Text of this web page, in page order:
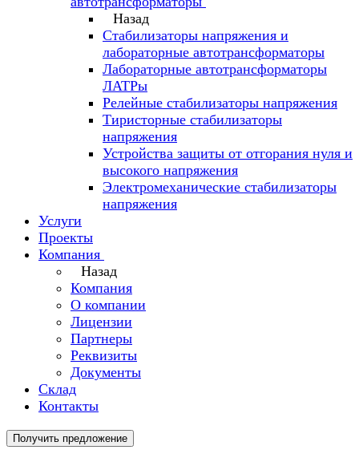
Назад
Стабилизаторы напряжения и
лабораторные автотрансформаторы
Лабораторные автотрансформаторы
ЛАТРы
Релейные стабилизаторы напряжения
Тиристорные стабилизаторы
напряжения
Устройства защиты от отгорания нуля и
высокого напряжения
Электромеханические стабилизаторы
напряжения
Услуги
Проекты
Компания
Назад
Компания
О компании
Лицензии
Партнеры
Реквизиты
Документы
Склад
Контакты
Получить предложение